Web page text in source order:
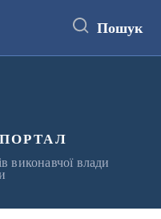
Пошук
виконавчої влади